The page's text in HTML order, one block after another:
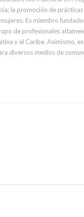
la promoción de
Es miembro
de profesionales
y el Caribe. Asimismo,
diversos medios de